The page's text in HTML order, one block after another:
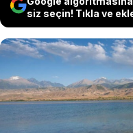
siz seçin! Tıkla ve
su altı
gelen bir